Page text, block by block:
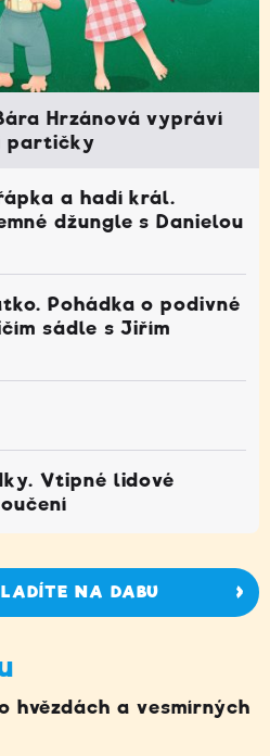
Hrzánová vypráví
partičky
a hadí král.
džungle s Danielou
Pohádka o podivné
sádle s Jiřím
Vtipné lidové
NA DABU
hvězdách a vesmírných